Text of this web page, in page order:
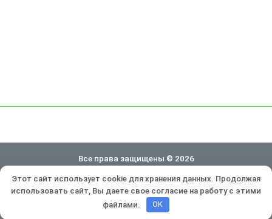
Все права защищены © 2026
Политика конфиденциальности
Разработка и продвижение:
Этот сайт использует cookie для хранения данных. Продолжая
использовать сайт, Вы даете свое согласие на работу с этими
файлами.
OK